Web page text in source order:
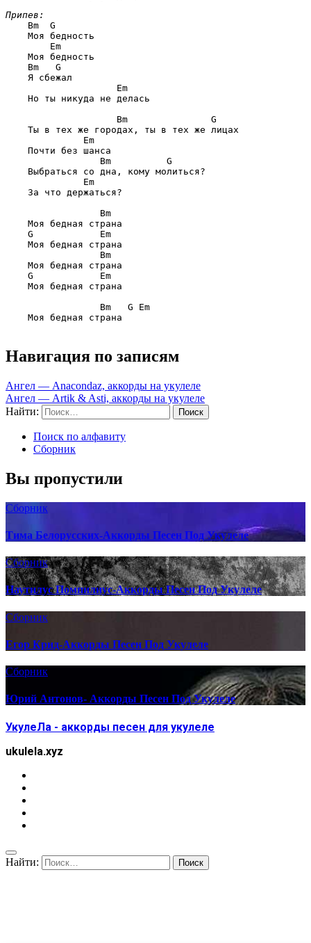
Припев:
    Bm  G
    Моя бедность
        Em
    Моя бедность
    Bm   G
    Я сбежал
                    Em
    Но ты никуда не делась
                    Bm               G
    Ты в тех же городах, ты в тех же лицах
              Em
    Почти без шанса
                 Bm          G
    Выбраться со дна, кому молиться?
              Em
    За что держаться?
                 Bm
    Моя бедная страна
    G            Em
    Моя бедная страна
                 Bm
    Моя бедная страна
    G            Em
    Моя бедная страна
                 Bm   G Em
    Моя бедная страна
Навигация по записям
Ангел — Anacondaz, аккорды на укулеле
Ангел — Artik & Asti, аккорды на укулеле
Найти:
Поиск по алфавиту
Сборник
Вы пропустили
Сборник
Тима Белорусских-Аккорды Песен Под Укулеле
Сборник
Наутилус Помпилиус-Аккорды Песен Под Укулеле
Сборник
Егор Крид-Аккорды Песен Под Укулеле
Сборник
Юрий Антонов- Аккорды Песен Под Укулеле
УкулеЛа - аккорды песен для укулеле
ukulela.xyz
Найти: